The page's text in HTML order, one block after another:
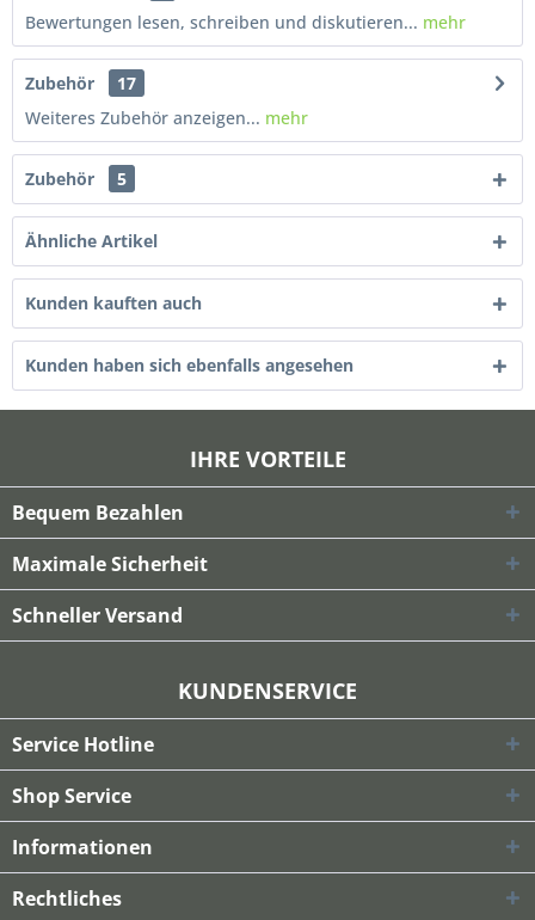
Bewertungen lesen, schreiben und diskutieren... mehr
Zubehör
17
Weiteres Zubehör anzeigen... mehr
Zubehör 5
Ähnliche Artikel
Kunden kauften auch
Kunden haben sich ebenfalls angesehen
IHRE VORTEILE
Bequem Bezahlen
Maximale Sicherheit
Schneller Versand
KUNDENSERVICE
Service Hotline
Shop Service
Informationen
Rechtliches